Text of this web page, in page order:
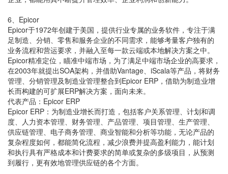
6、Epicor
Epicor于1972年创建于美国，提供行业专属的业务软件，专注于满
足制造、分销、零售和服务企业的不同需求，能够考量客户独有的
业务流程和营运要求，并融入至每一款云端或本地解决方案之中。
Epicor精准定位，瞄准中端市场，为了满足中端市场企业的高要求，
在2003年就提出SOA架构，并借助Vantage、iScala等产品，将财务
管理、分销管理及制造业管理整合到Epicor ERP，借助为制造业增
长而构建的可扩展ERP解决方案，面向未来。
代表产品：Epicor ERP
Epicor ERP：为制造业增长而打造，包括客户关系管理、计划和调
度、人力资本管理、财务管理、产品管理、项目管理、生产管理、
供应链管理、电子商务管理、商业智能和分析等功能，无论产品的
复杂程度如何，都能简化流程，减少浪费并提高盈利能力，能计划
和执行具有严格成本和计费要求的简单或复杂的多级项目，从预测
到履行，更有效地管理供应链的各个方面。